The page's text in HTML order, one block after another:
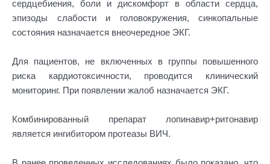
сердцебиения, боли и дискомфорт в области сердца,
эпизоды слабости и головокружения, синкопальные
состояния назначается внеочередное ЭКГ.
Для пациентов, не включенных в группы повышенного
риска кардиотоксичности, проводится клинический
мониторинг. При появлении жалоб назначается ЭКГ.
Комбинированный препарат лопинавир+ритонавир
является ингибитором протеазы ВИЧ.